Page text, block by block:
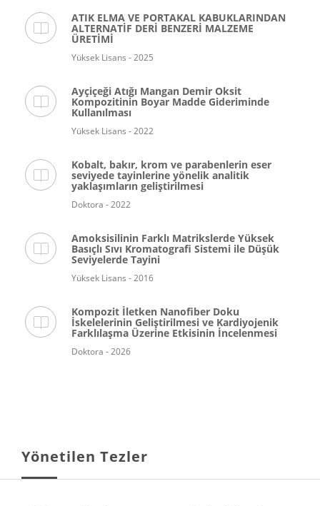
ATIK ELMA VE PORTAKAL KABUKLARINDAN
ALTERNATİF DERİ BENZERİ MALZEME
ÜRETİMİ
Yüksek Lisans - 2025
Ayçiçeği Atığı Mangan Demir Oksit
Kompozitinin Boyar Madde Gideriminde
Kullanılması
Yüksek Lisans - 2022
Kobalt, bakır, krom ve parabenlerin eser
seviyede tayinlerine yönelik analitik
yaklaşımların geliştirilmesi
Doktora - 2022
Amoksisilinin Farklı Matrikslerde Yüksek
Basıçlı Sıvı Kromatografi Sistemi ile Düşük
Seviyelerde Tayini
Yüksek Lisans - 2016
Kompozit İletken Nanofiber Doku
İskelelerinin Geliştirilmesi ve Kardiyojenik
Farklılaşma Üzerine Etkisinin İncelenmesi
Doktora - 2026
Yönetilen Tezler